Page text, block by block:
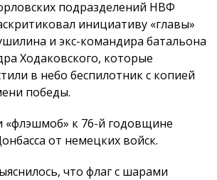
подразделений НВФ
инициативу «главы»
и экс-командира батальона
Ходаковского, которые
в небо беспилотник с копией
победы.
«флэшмоб» к 76-й годовщине
от немецких войск.
что флаг с шарами